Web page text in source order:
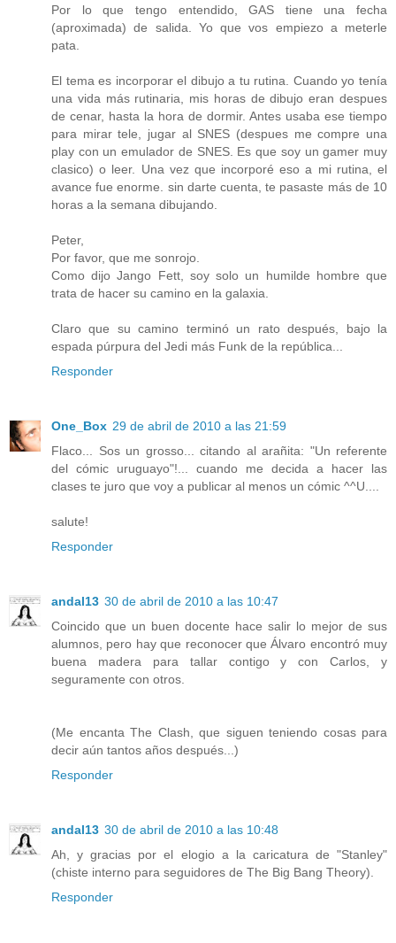
Por lo que tengo entendido, GAS tiene una fecha
(aproximada) de salida. Yo que vos empiezo a meterle
pata.
El tema es incorporar el dibujo a tu rutina. Cuando yo tenía
una vida más rutinaria, mis horas de dibujo eran despues
de cenar, hasta la hora de dormir. Antes usaba ese tiempo
para mirar tele, jugar al SNES (despues me compre una
play con un emulador de SNES. Es que soy un gamer muy
clasico) o leer. Una vez que incorporé eso a mi rutina, el
avance fue enorme. sin darte cuenta, te pasaste más de 10
horas a la semana dibujando.
Peter,
Por favor, que me sonrojo.
Como dijo Jango Fett, soy solo un humilde hombre que
trata de hacer su camino en la galaxia.
Claro que su camino terminó un rato después, bajo la
espada púrpura del Jedi más Funk de la república...
Responder
One_Box 29 de abril de 2010 a las 21:59
Flaco... Sos un grosso... citando al arañita: "Un referente
del cómic uruguayo"!... cuando me decida a hacer las
clases te juro que voy a publicar al menos un cómic ^^U....
salute!
Responder
andal13 30 de abril de 2010 a las 10:47
Coincido que un buen docente hace salir lo mejor de sus
alumnos, pero hay que reconocer que Álvaro encontró muy
buena madera para tallar contigo y con Carlos, y
seguramente con otros.
(Me encanta The Clash, que siguen teniendo cosas para
decir aún tantos años después...)
Responder
andal13 30 de abril de 2010 a las 10:48
Ah, y gracias por el elogio a la caricatura de "Stanley"
(chiste interno para seguidores de The Big Bang Theory).
Responder